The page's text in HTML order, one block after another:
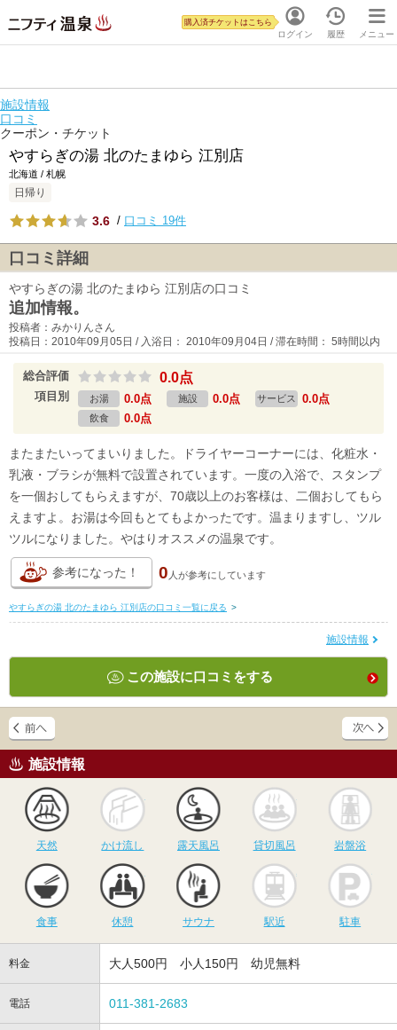
ログイン
購入済チケットはこちら
履歴 メニュー
施設情報
口コミ
クーポン・チケット
やすらぎの湯 北のたまゆら 江別店
北海道 / 札幌
日帰り
3.6 / 口コミ 19件
口コミ詳細
やすらぎの湯 北のたまゆら 江別店の口コミ
追加情報。
投稿者：みかりんさん
投稿日：2010年09月05日 / 入浴日： 2010年09月04日 / 滞在時間： 5時間以内
総合評価 0.0点
項目別 お湯 0.0点 施設 0.0点 サービス 0.0点
飲食 0.0点
またまたいってまいりました。ドライヤーコーナーには、化粧水・
乳液・ブラシが無料で設置されています。一度の入浴で、スタンプ
を一個おしてもらえますが、70歳以上のお客様は、二個おしてもら
えますよ。お湯は今回もとてもよかったです。温まりますし、ツル
ツルになりました。やはりオススメの温泉です。
参考になった！ 0 人が参考にしています
やすらぎの湯 北のたまゆら 江別店の口コミ一覧に戻る >
施設情報
この施設に口コミをする
施設情報
天然
かけ流し
かけ流し
露天風呂
露天風呂
貸切風呂
貸切風呂 岩盤浴
食事 休憩
サウナ
サウナ 駅近 駐車
料金 大人500円 小人150円 幼児無料
電話 011-381-2683